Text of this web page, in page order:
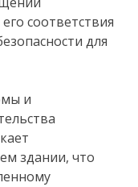
соответствия
для
и
здании, что